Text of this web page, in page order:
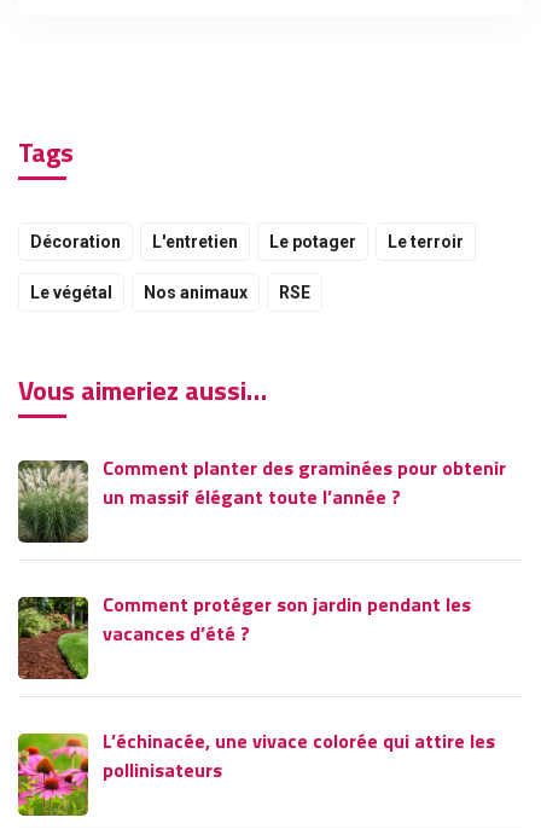
Tags
Décoration L'entretien Le potager Le terroir
Le végétal Nos animaux RSE
Vous aimeriez aussi…
Comment planter des graminées pour obtenir
un massif élégant toute l’année ?
Comment protéger son jardin pendant les
vacances d’été ?
L’échinacée, une vivace colorée qui attire les
pollinisateurs